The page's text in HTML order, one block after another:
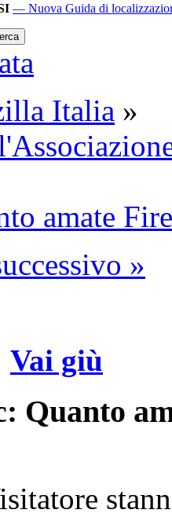
— Nuova Guida di
Italia »
amate
»
Vai giù
Quanto